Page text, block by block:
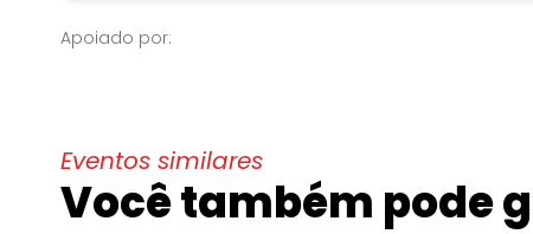
Apoiado por:
Eventos similares
Você também pode